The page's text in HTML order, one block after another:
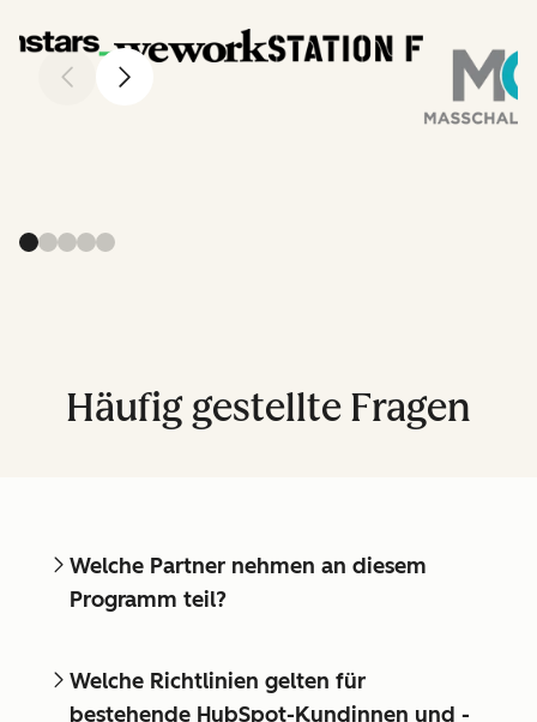
ZurückWeiter
Häufig gestellte Fragen
Welche Partner nehmen an diesem
Programm teil?
Welche Richtlinien gelten für
bestehende HubSpot-Kundinnen und -